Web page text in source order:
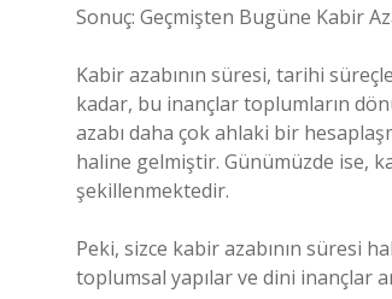
Sonuç: Geçmişten Bugüne Kabir
Kabir azabının süresi, tarihi
kadar, bu inançlar toplumların
azabı daha çok ahlaki bir
haline gelmiştir. Günümüzde ise,
şekillenmektedir.
Peki, sizce kabir azabının süresi
toplumsal yapılar ve dini inançlar